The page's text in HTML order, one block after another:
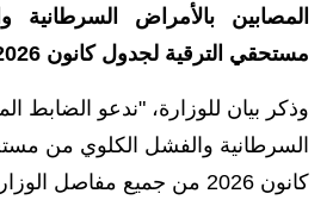
الاخبار
اخبار
المصابين بالأمراض
مستحقي الترقية لجدول كانون 2026.
وذكر بيان للوزارة، "ندعو الضابط
السرطانية والفشل الكلوي من
كانون 2026 من جميع مفاصل